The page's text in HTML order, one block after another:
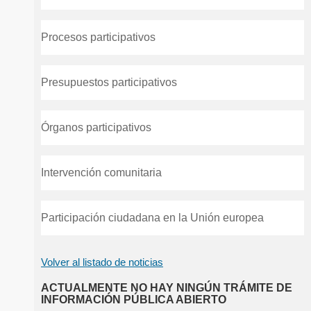
Procesos participativos
Presupuestos participativos
Órganos participativos
Intervención comunitaria
Participación ciudadana en la Unión europea
Volver al listado de noticias
ACTUALMENTE NO HAY NINGÚN TRÁMITE DE
INFORMACIÓN PÚBLICA ABIERTO